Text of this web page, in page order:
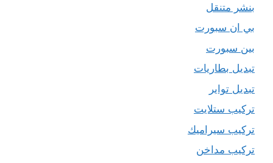
بنشر متنقل
بي ان سبورت
بين سبورت
تبديل بطاريات
تبديل تواير
تركيب ستلايت
تركيب سيراميك
تركيب مداخن